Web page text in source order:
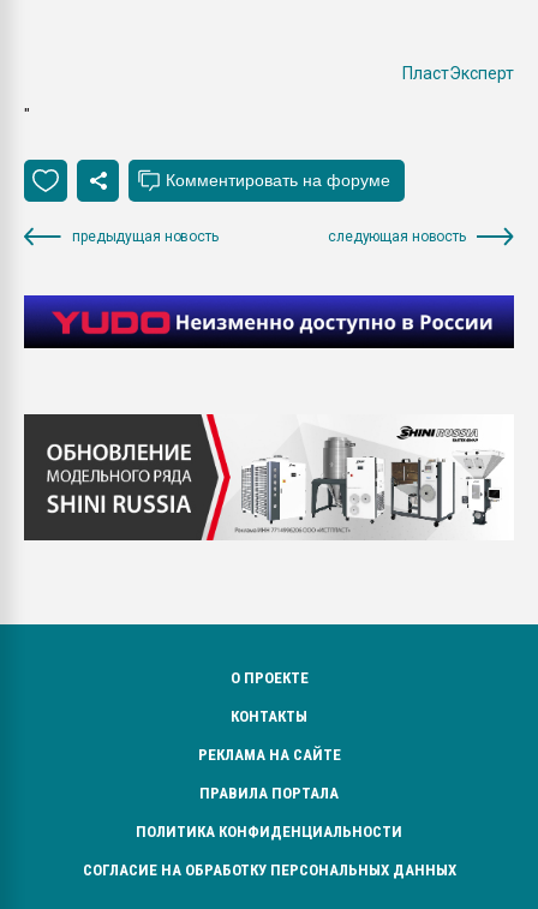
ПластЭксперт
"
предыдущая новость следующая новость
О ПРОЕКТЕ
КОНТАКТЫ
РЕКЛАМА НА САЙТЕ
ПРАВИЛА ПОРТАЛА
ПОЛИТИКА КОНФИДЕНЦИАЛЬНОСТИ
СОГЛАСИЕ НА ОБРАБОТКУ ПЕРСОНАЛЬНЫХ ДАННЫХ